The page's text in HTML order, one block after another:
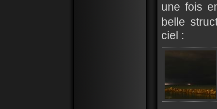
une fois
belle
ciel :